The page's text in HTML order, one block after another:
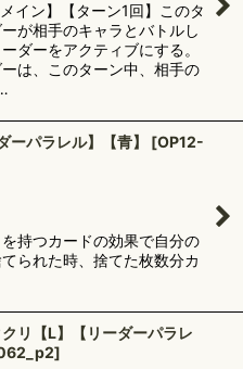
イン】【ターン1回】このタ
が相手のキャラとバトルし
ダーをアクティブにする。
は、このターン中、相手の
ーパラレル】【青】 [OP12-
持つカードの効果で自分の
られた時、捨てた枚数分カ
リ【L】【リーダーパラレ
]